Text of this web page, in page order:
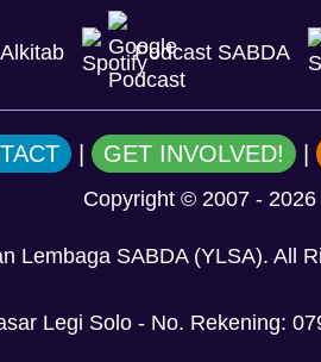
Podcast SABDA
| GET INVOLVED! |
Copyright © 2007 - 2026
Lembaga SABDA (YLSA). All
Legi Solo - No. Rekening: